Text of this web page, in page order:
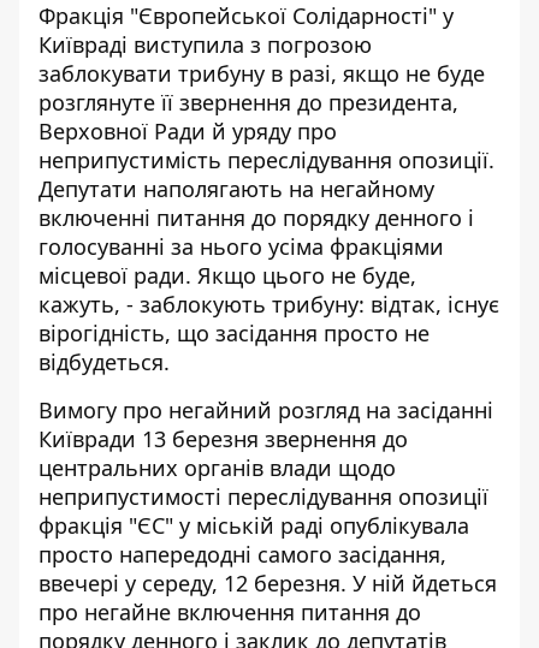
Фракція "Європейської Солідарності" у
Київраді виступила з погрозою
заблокувати трибуну в разі, якщо не буде
розглянуте її звернення до президента,
Верховної Ради й уряду про
неприпустимість переслідування опозиції.
Депутати наполягають на негайному
включенні питання до порядку денного і
голосуванні за нього усіма фракціями
місцевої ради. Якщо цього не буде,
кажуть, - заблокують трибуну: відтак, існує
вірогідність, що засідання просто не
відбудеться.
Вимогу про негайний розгляд на засіданні
Київради 13 березня звернення до
центральних органів влади щодо
неприпустимості переслідування опозиції
фракція "ЄС" у міській раді опублікувала
просто напередодні самого засідання,
ввечері у середу, 12 березня. У ній йдеться
про негайне включення питання до
порядку денного і заклик до депутатів